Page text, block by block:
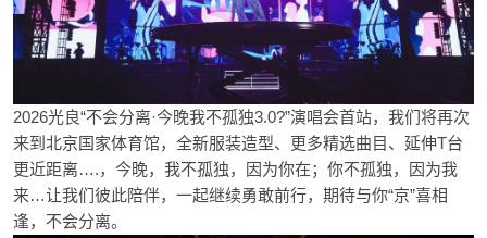
2026光良“不会分离·今晚我不孤独3.0?”演唱会首站，我们将再次
来到北京国家体育馆，全新服装造型、更多精选曲目、延伸T台
更近距离….，今晚，我不孤独，因为你在；你不孤独，因为我
来…让我们彼此陪伴，一起继续勇敢前行，期待与你“京”喜相
逢，不会分离。